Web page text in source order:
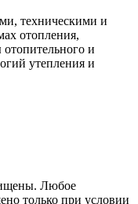
техническими и
отопления,
и
утепления и
Любое
только при условии